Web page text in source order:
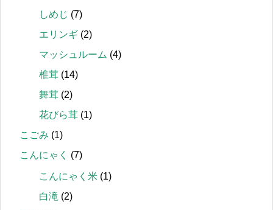
しめじ (7)
エリンギ (2)
マッシュルーム (4)
椎茸 (14)
舞茸 (2)
花びら茸 (1)
こごみ (1)
こんにゃく
(7)
こんにゃく米 (1)
白滝 (2)